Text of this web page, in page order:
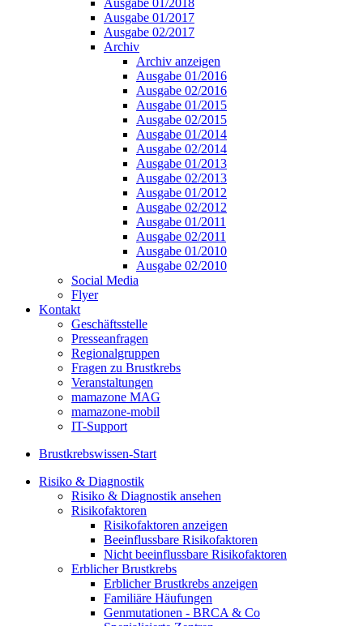
Ausgabe 01/2018
Ausgabe 01/2017
Ausgabe 02/2017
Archiv
Archiv anzeigen
Ausgabe 01/2016
Ausgabe 02/2016
Ausgabe 01/2015
Ausgabe 02/2015
Ausgabe 01/2014
Ausgabe 02/2014
Ausgabe 01/2013
Ausgabe 02/2013
Ausgabe 01/2012
Ausgabe 02/2012
Ausgabe 01/2011
Ausgabe 02/2011
Ausgabe 01/2010
Ausgabe 02/2010
Social Media
Flyer
Kontakt
Geschäftsstelle
Presseanfragen
Regionalgruppen
Fragen zu Brustkrebs
Veranstaltungen
mamazone MAG
mamazone-mobil
IT-Support
Brustkrebswissen-Start
Risiko & Diagnostik
Risiko & Diagnostik ansehen
Risikofaktoren
Risikofaktoren anzeigen
Beeinflussbare Risikofaktoren
Nicht beeinflussbare Risikofaktoren
Erblicher Brustkrebs
Erblicher Brustkrebs anzeigen
Familiäre Häufungen
Genmutationen - BRCA & Co